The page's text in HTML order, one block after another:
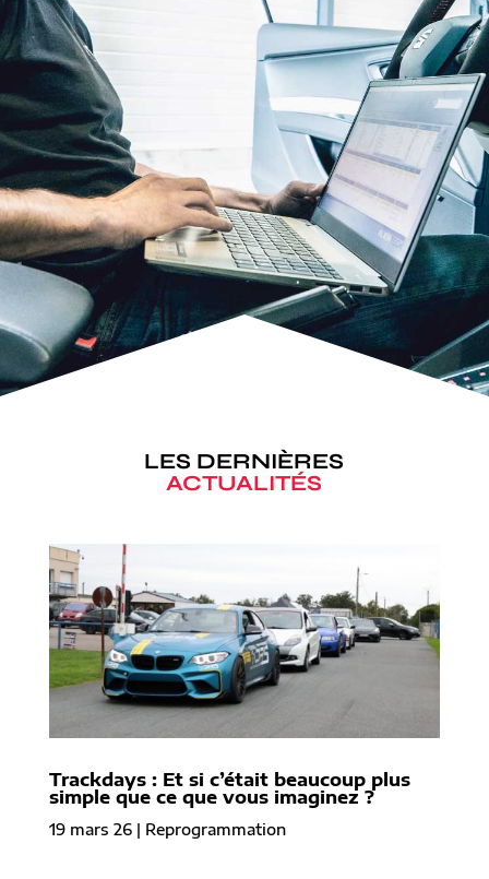
LES DERNIÈRES
ACTUALITÉS
Trackdays : Et si c’était beaucoup plus
simple que ce que vous imaginez ?
19 mars 26| Reprogrammation